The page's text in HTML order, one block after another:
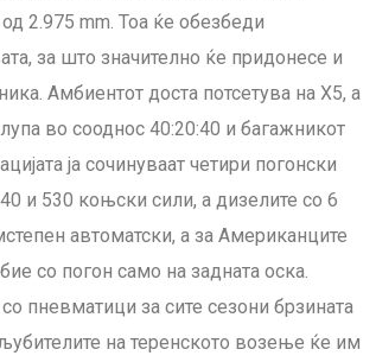
2.975 mm. Тоа ќе обезбеди
за што значително ќе придонесе и
Амбиентот доста потсетува на X5, а
во сооднос 40:20:40 и багажникот
ја сочинуваат четири погонски
и 530 коњски сили, а дизелите со 6
автоматски, а за Американците
со погон само на задната оска.
пневматици за сите сезони брзината
на теренското возење ќе им